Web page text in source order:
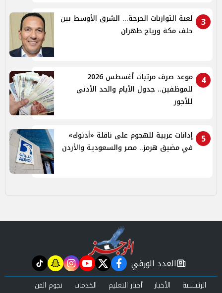
3
لعبة التوازنات الحرجة... الشرق الأوسط بين
حلف مكة ورياح طهران
4
موعد صرف مرتبات أغسطس 2026
للموظفين.. جدول الأيام والحد الأدنى
للأجور
5
إدانات عربية للهجوم على ناقلة «أدنوك»
في مضيق هرمز.. مصر والسعودية والأردن
newspaper
العدد الورقي facebook
twitter
youtube
instagram
snapchat
tiktok
الرئيسية الأخبار أخبار التعليم الخدمات نجوم الفن